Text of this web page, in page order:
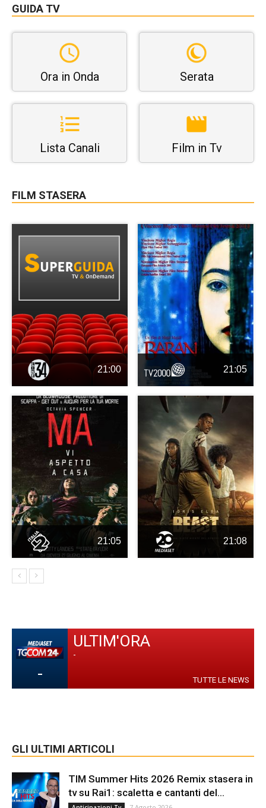
GUIDA TV
Ora in Onda Serata
Lista Canali Film in Tv
FILM STASERA
21:00 21:05
21:05 21:08
-
ULTIM'ORA
-
TUTTE LE NEWS
GLI ULTIMI ARTICOLI
TIM Summer Hits 2026 Remix stasera in
tv su Rai1: scaletta e cantanti del...